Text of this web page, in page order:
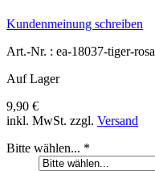
Kundenmeinung schreiben
Art.-Nr. : ea-18037-tiger-rosa
Auf Lager
9,90 €
inkl. MwSt. zzgl. Versand
Bitte wählen... *